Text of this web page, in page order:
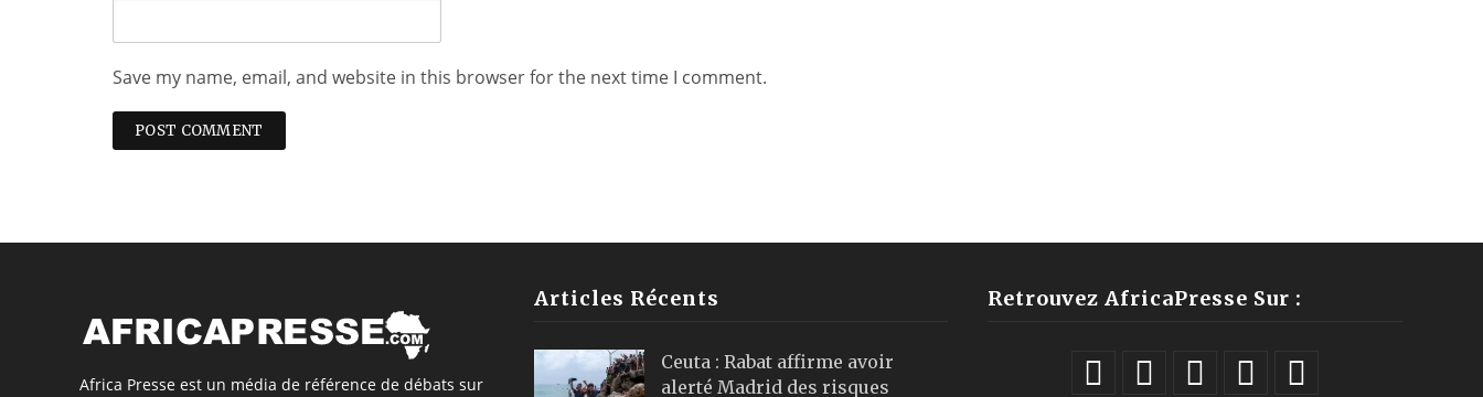
Save my name, email, and website in this browser for the next time I comment.
Africa Presse est un média de référence de débats sur
Articles Récents
Ceuta : Rabat affirme avoir
alerté Madrid des risques
Retrouvez AfricaPresse Sur :